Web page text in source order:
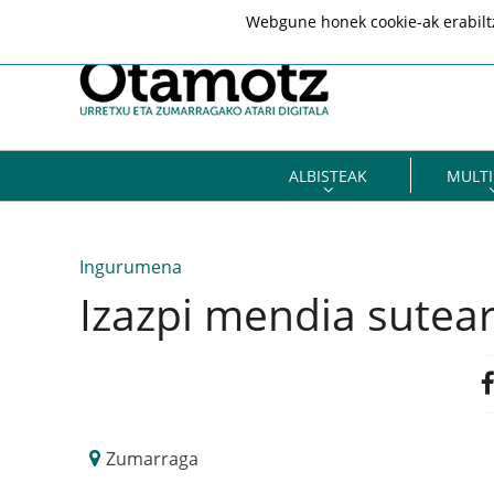
ALBISTEAK
Ingurumena
Izazpi mendia
Zumarraga
Webgune honek cookie-ak